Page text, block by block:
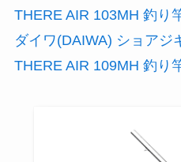
THERE AIR 103MH 釣り
ダイワ(DAIWA) ショアジ
THERE AIR 109MH 釣り